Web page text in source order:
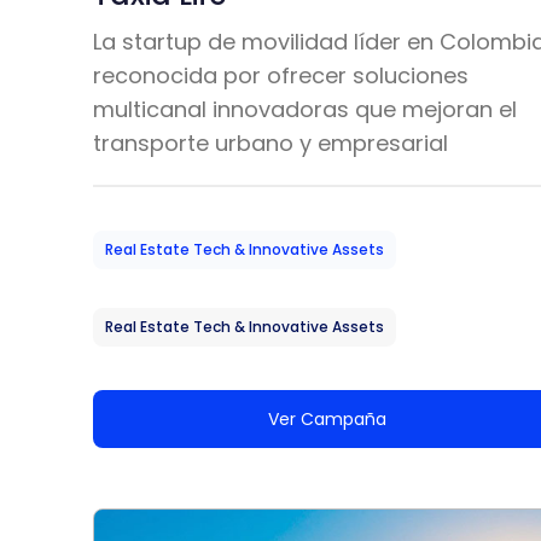
La startup de movilidad líder en
reconocida por ofrecer soluciones
multicanal innovadoras que mejoran el
transporte urbano y empresarial
Real Estate Tech & Innovative Assets
Real Estate Tech & Innovative Assets
Ver Campaña